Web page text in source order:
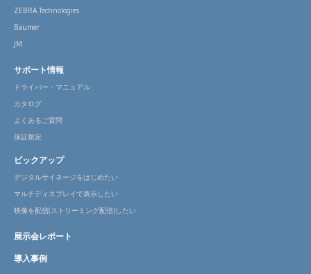
ZEBRA Technologies
Baumer
JM
サポート情報
ドライバー・マニュアル
カタログ
よくあるご質問
保証規定
ピックアップ
デジタルサイネージをはじめたい
マルチディスプレイで表示したい
映像を配信(ストリーミング配信)したい
展示会レポート
導入事例